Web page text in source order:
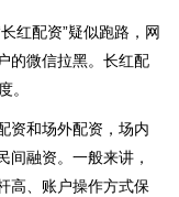
红配资”疑似跑路，网
的微信拉黑。长红配
。
资和场外配资，场内
间融资。一般来讲，
高、账户操作方式保